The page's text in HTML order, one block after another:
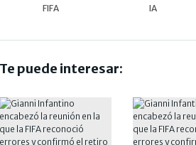
FIFA IA
Te puede interesar: